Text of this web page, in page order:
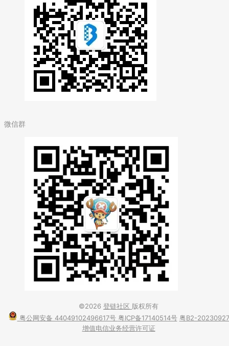
微信群
©2026 登链社区 版权所有
粤公网安备 44049102496617号 粤ICP备17140514号 粤B2-20230927
增值电信业务经营许可证